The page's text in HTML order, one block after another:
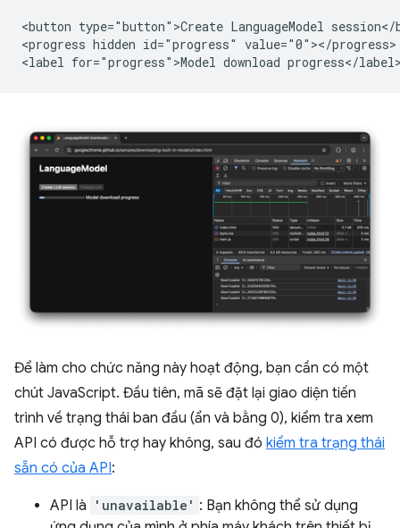
<button type="button">Create LanguageModel session</
<progress hidden id="progress" value="0"></progress>
Để làm cho chức năng này hoạt động, bạn cần có một
chút JavaScript. Đầu tiên, mã sẽ đặt lại giao diện tiến
trình về trạng thái ban đầu (ẩn và bằng 0), kiểm tra xem
API có được hỗ trợ hay không, sau đó kiểm tra trạng thái
sẵn có của API:
API là 'unavailable' : Bạn không thể sử dụng